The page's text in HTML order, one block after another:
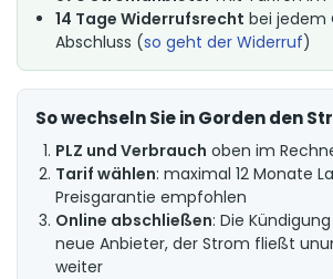
14 Tage Widerrufsrecht bei jedem
Abschluss (so geht der Widerruf)
So wechseln Sie in Gorden den
PLZ und Verbrauch oben im
Tarif wählen: maximal 12 Monate
Preisgarantie empfohlen
Online abschließen: Die
neue Anbieter, der Strom fließt
weiter